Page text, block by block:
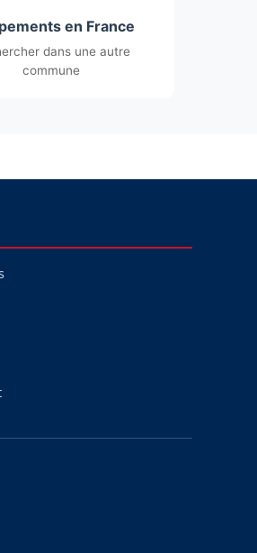
en France
dans une autre
commune